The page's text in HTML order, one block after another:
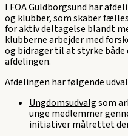
I FOA Guldborgsund har
og klubber, som skaber
for aktiv deltagelse blandt
klubberne arbejder med
og bidrager til at styrke
afdelingen.
Afdelingen har følgende
Ungdomsudvalgsom
unge medlemmer
initiativer målrettet